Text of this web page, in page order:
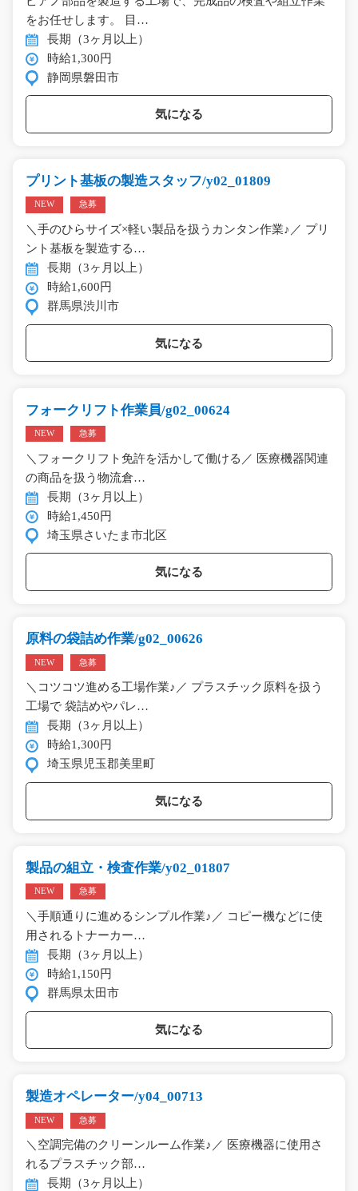
をお任せします。 目…
長期（3ヶ月以上）
時給1,300円
静岡県磐田市
気になる
プリント基板の製造スタッフ/y02_01809
NEW 急募
＼手のひらサイズ×軽い製品を扱うカンタン作業♪／ プリ
ント基板を製造する…
長期（3ヶ月以上）
時給1,600円
群馬県渋川市
気になる
フォークリフト作業員/g02_00624
NEW 急募
＼フォークリフト免許を活かして働ける／ 医療機器関連
の商品を扱う物流倉…
長期（3ヶ月以上）
時給1,450円
埼玉県さいたま市北区
気になる
原料の袋詰め作業/g02_00626
NEW 急募
＼コツコツ進める工場作業♪／ プラスチック原料を扱う
工場で 袋詰めやパレ…
長期（3ヶ月以上）
時給1,300円
埼玉県児玉郡美里町
気になる
製品の組立・検査作業/y02_01807
NEW 急募
＼手順通りに進めるシンプル作業♪／ コピー機などに使
用されるトナーカー…
長期（3ヶ月以上）
時給1,150円
群馬県太田市
気になる
製造オペレーター/y04_00713
NEW 急募
＼空調完備のクリーンルーム作業♪／ 医療機器に使用さ
れるプラスチック部…
長期（3ヶ月以上）